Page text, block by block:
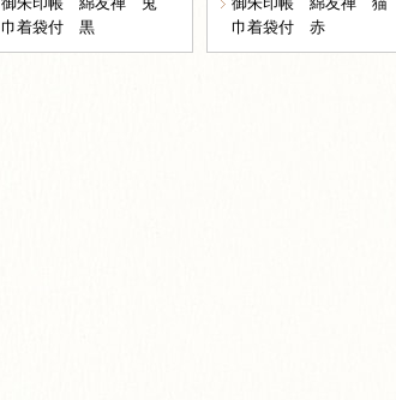
巾着袋付 黒
巾着袋付 赤